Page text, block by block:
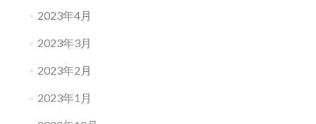
2023年4月
2023年3月
2023年2月
2023年1月